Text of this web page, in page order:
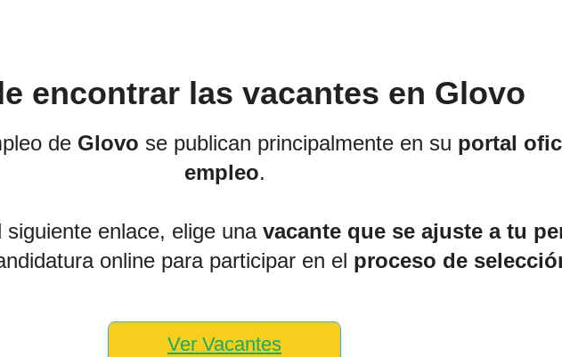
encontrar las vacantes en Glovo
de Glovo se publican principalmente en su portal
empleo.
enlace, elige una vacante que se ajuste a tu
online para participar en el proceso de
Ver Vacantes